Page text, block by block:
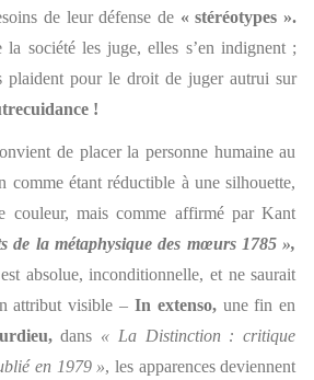
de leur défense de
la société les juge, elles s’en indignent ;
plaident pour le droit de juger autrui sur
!
de placer la personne humaine au
comme étant réductible à une silhouette,
couleur, mais comme affirmé par Kant
absolue, inconditionnelle, et ne saurait
attribut visible – In extenso, une fin en
dans « La Distinction : critique
en 1979 », les apparences deviennent